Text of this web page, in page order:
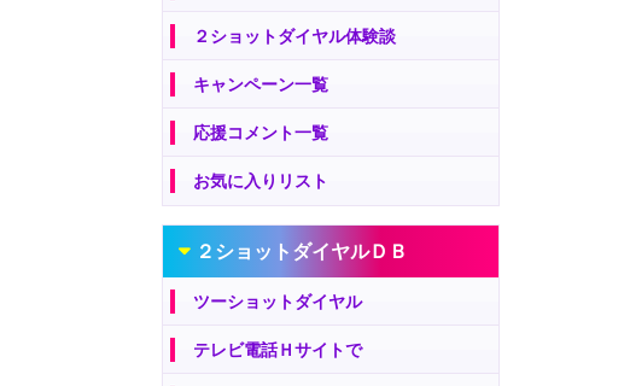
２ショットダイヤル体験談
キャンペーン一覧
応援コメント一覧
お気に入りリスト
２ショットダイヤルＤＢ
ツーショットダイヤル
テレビ電話Ｈサイトで